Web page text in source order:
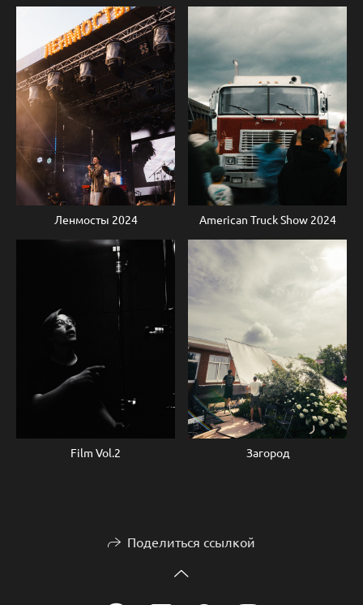
Ленмосты 2024 American Truck Show 2024
Film Vol.2 Загород
Поделиться ссылкой